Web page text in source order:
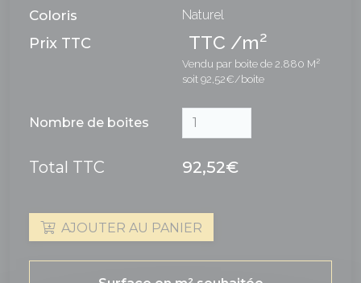
Coloris Naturel
Prix TTC TTC /m2
Vendu par boite de 2.880 M²
soit 92,52€/boite
Nombre de boites
Total TTC 92,52€
AJOUTER AU PANIER